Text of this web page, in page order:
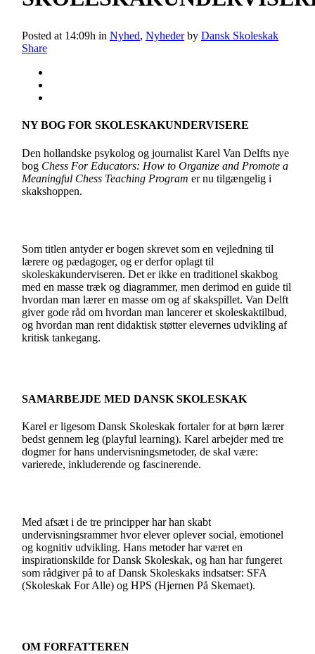
Posted at 14:09h in Nyhed, Nyheder by Dansk Skoleskak
Share
NY BOG FOR SKOLESKAKUNDERVISERE
Den hollandske psykolog og journalist Karel Van Delfts nye
bog Chess For Educators: How to Organize and Promote a
Meaningful Chess Teaching Program er nu tilgængelig i
skakshoppen.
Som titlen antyder er bogen skrevet som en vejledning til
lærere og pædagoger, og er derfor oplagt til
skoleskakunderviseren. Det er ikke en traditionel skakbog
med en masse træk og diagrammer, men derimod en guide til
hvordan man lærer en masse om og af skakspillet. Van Delft
giver gode råd om hvordan man lancerer et skoleskaktilbud,
og hvordan man rent didaktisk støtter elevernes udvikling af
kritisk tankegang.
SAMARBEJDE MED DANSK SKOLESKAK
Karel er ligesom Dansk Skoleskak fortaler for at børn lærer
bedst gennem leg (playful learning). Karel arbejder med tre
dogmer for hans undervisningsmetoder, de skal være:
varierede, inkluderende og fascinerende.
Med afsæt i de tre principper har han skabt
undervisningsrammer hvor elever oplever social, emotionel
og kognitiv udvikling. Hans metoder har været en
inspirationskilde for Dansk Skoleskak, og han har fungeret
som rådgiver på to af Dansk Skoleskaks indsatser: SFA
(Skoleskak For Alle) og HPS (Hjernen På Skemaet).
OM FORFATTEREN